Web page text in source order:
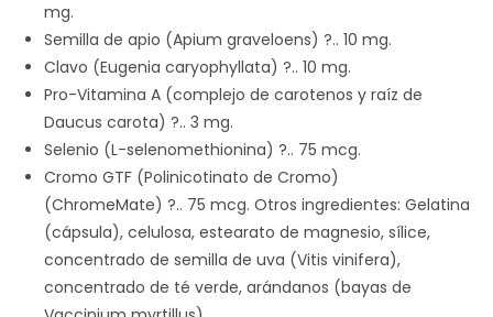
mg.
Semilla de apio (Apium graveloens) ?.. 10 mg.
Clavo (Eugenia caryophyllata) ?.. 10 mg.
Pro-Vitamina A (complejo de carotenos y raíz de
Daucus carota) ?.. 3 mg.
Selenio (L-selenomethionina) ?.. 75 mcg.
Cromo GTF (Polinicotinato de Cromo)
(ChromeMate) ?.. 75 mcg. Otros ingredientes: Gelatina
(cápsula), celulosa, estearato de magnesio, sílice,
concentrado de semilla de uva (Vitis vinifera),
concentrado de té verde, arándanos (bayas de